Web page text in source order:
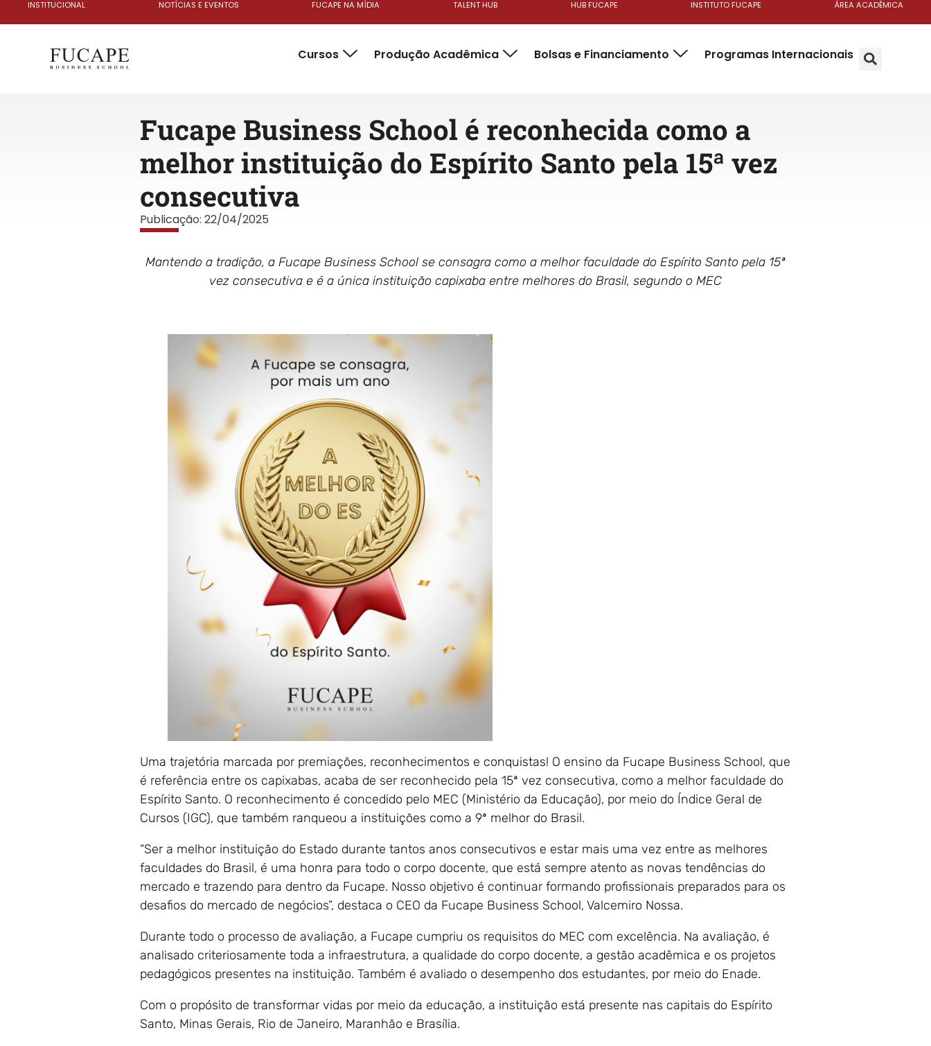
INSTITUCIONAL NOTÍCIAS E EVENTOS FUCAPE NA MÍDIA TALENT HUB HUB FUCAPE INSTITUTO FUCAPE ÁREA ACADÊMICA
Cursos Produção Acadêmica Bolsas e Financiamento Programas Internacionais
Fucape Business School é reconhecida como a
melhor instituição do Espírito Santo pela 15ª vez
consecutiva
Publicação: 22/04/2025
Mantendo a tradição, a Fucape Business School se consagra como a melhor faculdade do Espírito Santo pela 15ª
vez consecutiva e é a única instituição capixaba entre melhores do Brasil, segundo o MEC
Uma trajetória marcada por premiações, reconhecimentos e conquistas! O ensino da Fucape Business School, que
é referência entre os capixabas, acaba de ser reconhecido pela 15ª vez consecutiva, como a melhor faculdade do
Espírito Santo. O reconhecimento é concedido pelo MEC (Ministério da Educação), por meio do Índice Geral de
Cursos (IGC), que também ranqueou a instituições como a 9ª melhor do Brasil.
“Ser a melhor instituição do Estado durante tantos anos consecutivos e estar mais uma vez entre as melhores
faculdades do Brasil, é uma honra para todo o corpo docente, que está sempre atento as novas tendências do
mercado e trazendo para dentro da Fucape. Nosso objetivo é continuar formando profissionais preparados para os
desafios do mercado de negócios”, destaca o CEO da Fucape Business School, Valcemiro Nossa.
Durante todo o processo de avaliação, a Fucape cumpriu os requisitos do MEC com excelência. Na avaliação, é
analisado criteriosamente toda a infraestrutura, a qualidade do corpo docente, a gestão acadêmica e os projetos
pedagógicos presentes na instituição. Também é avaliado o desempenho dos estudantes, por meio do Enade.
Com o propósito de transformar vidas por meio da educação, a instituição está presente nas capitais do Espírito
Santo, Minas Gerais, Rio de Janeiro, Maranhão e Brasília.